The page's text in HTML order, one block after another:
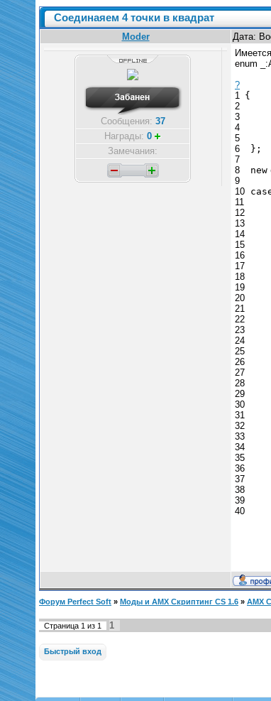
Соединаяем 4 точки в квадрат
Moder Дата:
Сообщения: 37
Награды: 0
Замечания:
enum
?
1
2
3
4
5
6
7
8
9
10
11
12
13
14
15
16
17
18
19
20
21
22
23
24
25
26
27
28
29
30
31
32
33
34
35
36
37
38
39
40
{
};
new
Форум Perfect Soft » Моды и AMX Скриптинг CS 1.6 » AMX
Страница 1 из 1 1